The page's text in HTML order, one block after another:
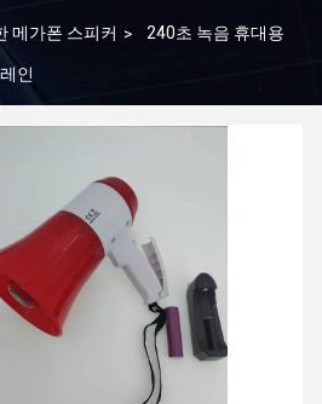
메가폰 스피커 > 240초 녹음 휴대용
인